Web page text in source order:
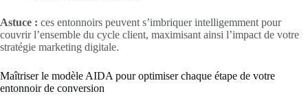
Astuce : ces entonnoirs peuvent s’imbriquer intelligemment pour
couvrir l’ensemble du cycle client, maximisant ainsi l’impact de votre
stratégie marketing digitale.
Maîtriser le modèle AIDA pour optimiser chaque étape de votre
entonnoir de conversion